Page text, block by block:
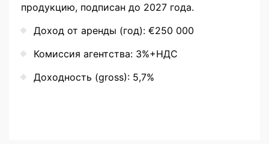
продукцию, подписан до 2027 года.
Доход от аренды (год): €250 000
Комиссия агентства: 3%+НДС
Доходность (gross): 5,7%